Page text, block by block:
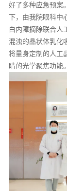
好了多种应急预案
下，由我院眼科中
白内障摘除联合人
混浊的晶状体乳化
将量身定制的人工
睛的光学聚焦功能。